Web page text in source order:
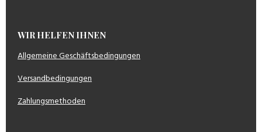
WIR HELFEN IHNEN
Allgemeine Geschäftsbedingungen
Versandbedingungen
Zahlungsmethoden